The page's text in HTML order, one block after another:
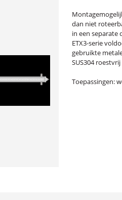
dan niet
in een
ETX3-serie
gebruikte
SUS304
Toepassingen: